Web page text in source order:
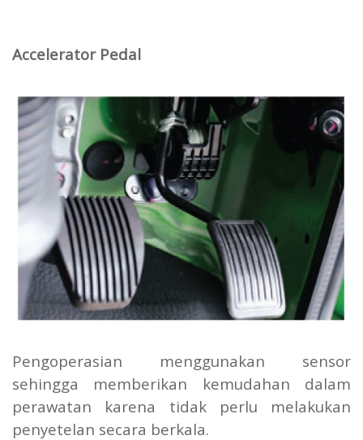
Accelerator Pedal
Pengoperasian menggunakan sensor
sehingga memberikan kemudahan dalam
perawatan karena tidak perlu melakukan
penyetelan secara berkala.